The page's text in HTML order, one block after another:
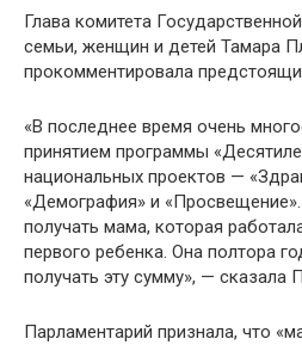
Глава комитета
семьи, женщин и детей Тамара
прокомментировала
«В последнее время очень
принятием программы
национальных проектов —
«Демография» и
получать мама, которая
первого ребенка. Она полтора
получать эту сумму», — сказала
Парламентарий признала, что